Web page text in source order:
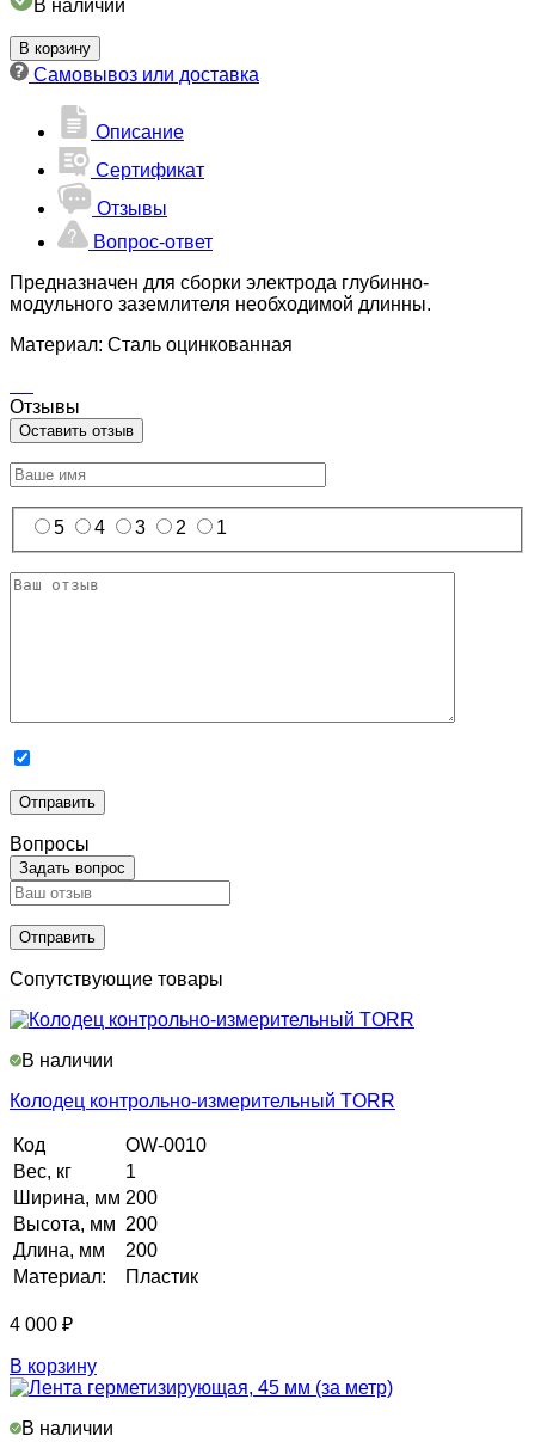
16
мм
х
1500
В наличии
В корзину
Самовывоз или доставка
Описание
Сертификат
Отзывы
Вопрос-ответ
Предназначен для сборки электрода глубинно-
модульного заземлителя необходимой длинны.
Материал: Сталь оцинкованная
Отзывы
Оставить отзыв
5 4 3 2 1
Вопросы
Задать вопрос
Сопутствующие товары
В наличии
Колодец контрольно-измерительный TORR
Код
OW-0010
Вес, кг
1
Ширина, мм 200
Высота, мм 200
Длина, мм
200
Материал:
Пластик
4 000 ₽
В корзину
В наличии